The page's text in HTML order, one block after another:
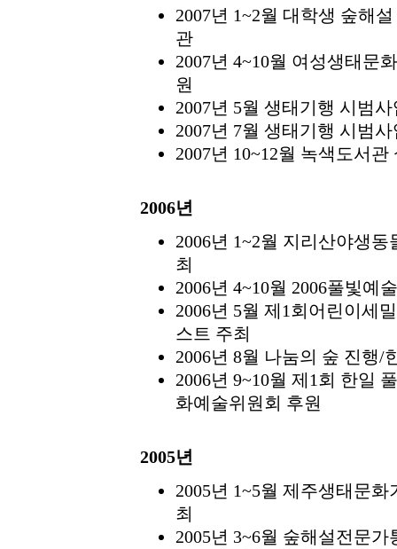
2007년 1~2월 대학생 숲해
관
2007년 4~10월 여성생태문
원
2007년 5월 생태기행 시범
2007년 7월 생태기행 시범
2007년 10~12월 녹색도서
2006년
2006년 1~2월 지리산야생
최
2006년 4~10월 2006풀빛예
2006년 5월 제1회어린이세
스트 주최
2006년 8월 나눔의 숲 진행
2006년 9~10월 제1회 한일
화예술위원회 후원
2005년
2005년 1~5월 제주생태문
최
2005년 3~6월 숲해설전문